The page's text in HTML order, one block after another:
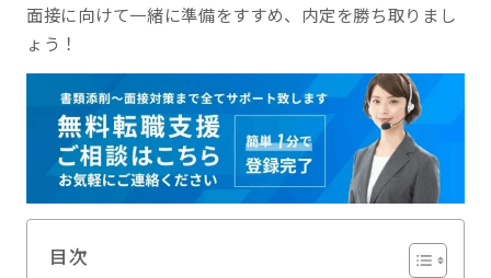
面接に向けて一緒に準備をすすめ、内定を勝ち取りまし
ょう！
目次